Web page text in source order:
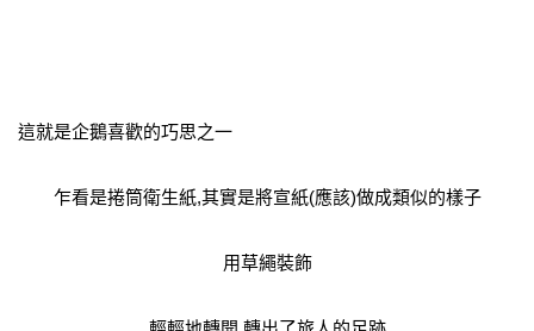
這就是企鵝喜歡的巧思之一
乍看是捲筒衛生紙,其實是將宣紙(應該)做成類似的樣子
用草繩裝飾